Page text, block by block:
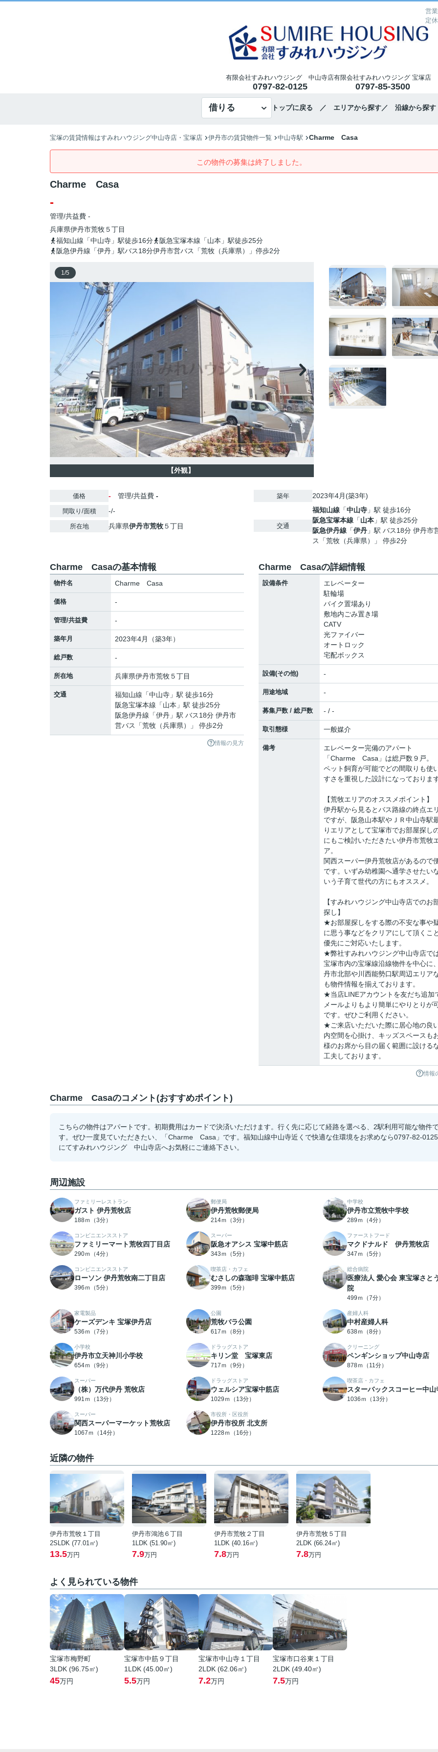
営
定
有限会社すみれハウジング 中山寺店
0797-82-0125
有限会社すみれハウジング 宝塚店
0797-85-3500
借りる トップに戻る ／ エリアから探す／ 沿線から探す
宝塚の賃貸情報はすみれハウジング中山寺店・宝塚店 伊丹市の賃貸物件一覧 中山寺駅 Charme Casa
この物件の募集は終了しました。
Charme Casa
-
管理/共益費 -
兵庫県伊丹市荒牧５丁目
福知山線「中山寺」駅徒歩16分
阪急宝塚本線「山本」駅徒歩25分
阪急伊丹線「伊丹」駅バス18分伊丹市営バス「荒牧（兵庫県）」停歩2分
1/5
【外観】
価格 - 管理/共益費 -
間取り/面積 -/-
所在地 兵庫県伊丹市荒牧５丁目
築年 2023年4月(築3年)
交通
福知山線 「中山寺 」駅 徒歩16分
阪急宝塚本線 「山本 」駅 徒歩25分
阪急伊丹線 「伊丹 」駅 バス18分 伊丹市
ス「荒牧（兵庫県）」 停歩2分
Charme Casaの基本情報
物件名 Charme Casa
価格 -
管理/共益費 -
築年月 2023年4月（築3年）
総戸数 -
所在地 兵庫県伊丹市荒牧５丁目
交通 福知山線 「中山寺 」駅 徒歩16分
阪急宝塚本線 「山本 」駅 徒歩25分
阪急伊丹線 「伊丹 」駅 バス18分 伊丹市
営バス「荒牧（兵庫県）」 停歩2分
情報の見方
Charme Casaの詳細情報
設備条件
エレベーター
駐輪場
バイク置場あり
敷地内ごみ置き場
CATV
光ファイバー
オートロック
宅配ボックス
設備(その他) -
用途地域 -
募集戸数 / 総戸数 - / -
取引態様 一般媒介
備考
エレベーター完備のアパート
「Charme Casa」は総戸数９戸。
ペット飼育が可能でどの間取りも使
すさを重視した設計になっておりま
【荒牧エリアのオススメポイント】
伊丹駅から見るとバス路線の終点エ
ですが、阪急山本駅やＪＲ中山寺駅
りエリアとして宝塚市でお部屋探し
にもご検討いただきたい伊丹市荒牧
ア。
関西スーパー伊丹荒牧店があるので
です。いずみ幼稚園へ通学させたい
いう子育て世代の方にもオススメ。
【すみれハウジング中山寺店でのお
探し】
★お部屋探しをする際の不安な事や
に思う事などをクリアにして頂くこ
優先にご対応いたします。
★弊社すみれハウジング中山寺店で
宝塚市内の宝塚線沿線物件を中心に
丹市北部や川西能勢口駅周辺エリア
も物件情報を揃えております。
★当店LINEアカウントを友だち追加
メールよりもより簡単にやりとりが
です。ぜひご利用ください。
★ご来店いただいた際に居心地の良
内空間を心掛け、キッズスペースも
様のお席から目の届く範囲に設ける
工夫しております。
情報
Charme Casaのコメント(おすすめポイント)
こちらの物件はアパートです。初期費用はカードで決済いただけます。行く先に応じて経路を選べる、2駅利用可能な物件
す。ぜひ一度見ていただきたい、「Charme Casa」です。福知山線中山寺近くで快適な住環境をお求めなら0797-82-0125
にてすみれハウジング 中山寺店へお気軽にご連絡下さい。
周辺施設
ファミリーレストラン
ガスト 伊丹荒牧店
188ｍ（3分）
郵便局
伊丹荒牧郵便局
214ｍ（3分）
中学校
伊丹市立荒牧中学校
289ｍ（4分）
コンビニエンスストア
ファミリーマート荒牧四丁目店
290ｍ（4分）
スーパー
阪急オアシス 宝塚中筋店
343ｍ（5分）
ファーストフード
マクドナルド 伊丹荒牧店
347ｍ（5分）
コンビニエンスストア
ローソン 伊丹荒牧南二丁目店
396ｍ（5分）
喫茶店・カフェ
むさしの森珈琲 宝塚中筋店
399ｍ（5分）
総合病院
医療法人 愛心会 東宝塚さと
院
499ｍ（7分）
家電製品
ケーズデンキ 宝塚伊丹店
536ｍ（7分）
公園
荒牧バラ公園
617ｍ（8分）
産婦人科
中村産婦人科
638ｍ（8分）
小学校
伊丹市立天神川小学校
654ｍ（9分）
ドラッグストア
キリン堂 宝塚東店
717ｍ（9分）
クリーニング
ペンギンショップ中山寺店
878ｍ（11分）
スーパー
（株）万代伊丹 荒牧店
991ｍ（13分）
ドラッグストア
ウェルシア宝塚中筋店
1029ｍ（13分）
喫茶店・カフェ
スターバックスコーヒー中山
1036ｍ（13分）
スーパー
関西スーパーマーケット荒牧店
1067ｍ（14分）
市役所・区役所
伊丹市役所 北支所
1228ｍ（16分）
近隣の物件
伊丹市荒牧１丁目
2SLDK (77.01㎡)
13.5万円
伊丹市鴻池６丁目
1LDK (51.90㎡)
7.9万円
伊丹市荒牧２丁目
1LDK (40.16㎡)
7.8万円
伊丹市荒牧５丁目
2LDK (66.24㎡)
7.8万円
よく見られている物件
宝塚市梅野町
3LDK (96.75㎡)
45万円
宝塚市中筋９丁目
1LDK (45.00㎡)
5.5万円
宝塚市中山寺１丁目
2LDK (62.06㎡)
7.2万円
宝塚市口谷東１丁目
2LDK (49.40㎡)
7.5万円